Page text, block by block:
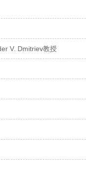
V. Dmitriev教授